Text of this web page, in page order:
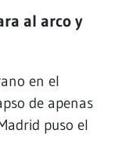
al arco y
en el
de apenas
puso el